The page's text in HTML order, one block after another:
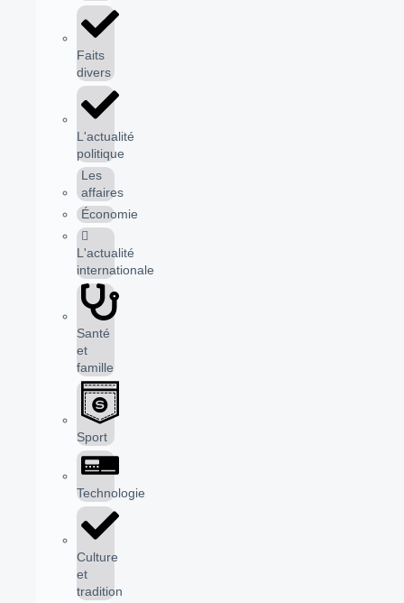
Faits
divers
L'actualité
politique
Les
affaires
Économie
L'actualité
internationale
Santé
et
famille
Sport
Technologie
Culture
et
tradition